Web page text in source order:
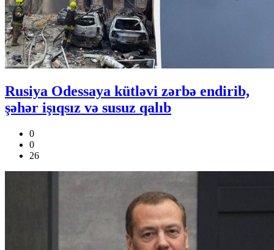
Rusiya Odessaya kütləvi zərbə endirib,
şəhər işıqsız və susuz qalıb
0
0
26